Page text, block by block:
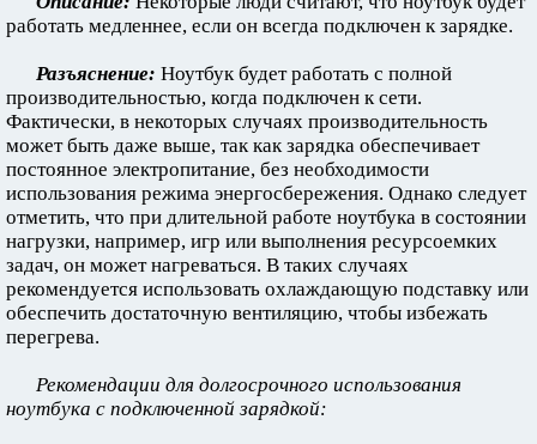
работать медленнее, если он всегда подключен к зарядке.
Разъяснение: Ноутбук будет работать с полной
производительностью, когда подключен к сети.
Фактически, в некоторых случаях производительность
может быть даже выше, так как зарядка обеспечивает
постоянное электропитание, без необходимости
использования режима энергосбережения. Однако следует
отметить, что при длительной работе ноутбука в состоянии
нагрузки, например, игр или выполнения ресурсоемких
задач, он может нагреваться. В таких случаях
рекомендуется использовать охлаждающую подставку или
обеспечить достаточную вентиляцию, чтобы избежать
перегрева.
Рекомендации для долгосрочного использования
ноутбука с подключенной зарядкой: